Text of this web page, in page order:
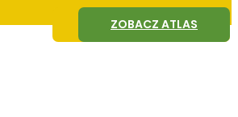
ZOBACZ AGROFAGI
ZOBACZ ATLAS